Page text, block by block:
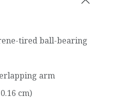
tired ball-bearing
arm
cm)